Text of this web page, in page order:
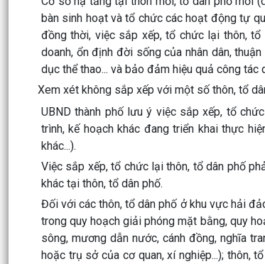
bàn sinh hoạt và tổ chức các hoạt động tự
đồng thời, việc sắp xếp, tổ chức lại thôn,
doanh, ổn định đời sống của nhân dân,
dục thể thao... và bảo đảm hiệu quả công
Xem xét không sắp xếp với một số thôn, tổ
UBND thành phố lưu ý việc sắp xếp, tổ
trình, kế hoạch khác đang triển khai thực
khác...).
Việc sắp xếp, tổ chức lại thôn, tổ dân phố
khác tại thôn, tổ dân phố.
Đối với các thôn, tổ dân phố ở khu vực hải
trong quy hoạch giải phóng mặt bằng, quy
sông, mương dẫn nước, cánh đồng, nghĩa
hoặc trụ sở của cơ quan, xí nghiệp...); thôn,